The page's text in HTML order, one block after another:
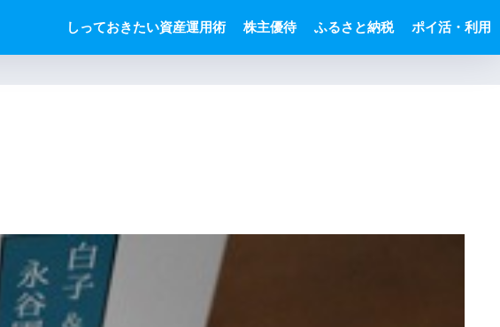
しっておきたい資産運用術 株主優待 ふるさと納税 ポイ活・利用